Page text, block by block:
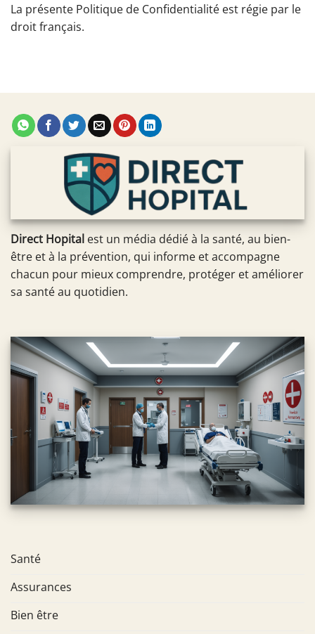
La présente Politique de Confidentialité est régie par le
droit français.
Direct Hopital est un média dédié à la santé, au bien-
être et à la prévention, qui informe et accompagne
chacun pour mieux comprendre, protéger et améliorer
sa santé au quotidien.
Santé
Assurances
Bien être